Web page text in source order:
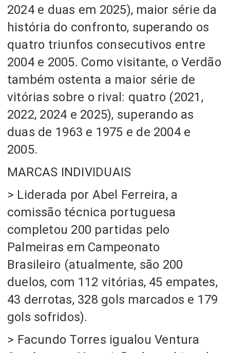
2024 e duas em 2025), maior série da
história do confronto, superando os
quatro triunfos consecutivos entre
2004 e 2005. Como visitante, o Verdão
também ostenta a maior série de
vitórias sobre o rival: quatro (2021,
2022, 2024 e 2025), superando as
duas de 1963 e 1975 e de 2004 e
2005.
MARCAS INDIVIDUAIS
> Liderada por Abel Ferreira, a
comissão técnica portuguesa
completou 200 partidas pelo
Palmeiras em Campeonato
Brasileiro (atualmente, são 200
duelos, com 112 vitórias, 45 empates,
43 derrotas, 328 gols marcados e 179
gols sofridos).
> Facundo Torres igualou Ventura